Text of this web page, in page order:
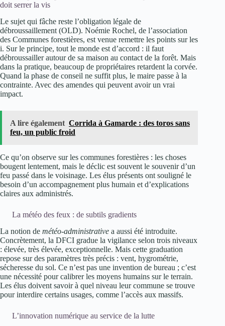
doit serrer la vis
Le sujet qui fâche reste l’obligation légale de
débroussaillement (OLD). Noémie Rochel, de l’association
des Communes forestières, est venue remettre les points sur les
i. Sur le principe, tout le monde est d’accord : il faut
débroussailler autour de sa maison au contact de la forêt. Mais
dans la pratique, beaucoup de propriétaires retardent la corvée.
Quand la phase de conseil ne suffit plus, le maire passe à la
contrainte. Avec des amendes qui peuvent avoir un vrai
impact.
A lire également Corrida à Gamarde : des toros sans
feu, un public froid
Ce qu’on observe sur les communes forestières : les choses
bougent lentement, mais le déclic est souvent le souvenir d’un
feu passé dans le voisinage. Les élus présents ont souligné le
besoin d’un accompagnement plus humain et d’explications
claires aux administrés.
La météo des feux : de subtils gradients
La notion de météo-administrative a aussi été introduite.
Concrètement, la DFCI gradue la vigilance selon trois niveaux
: élevée, très élevée, exceptionnelle. Mais cette graduation
repose sur des paramètres très précis : vent, hygrométrie,
sécheresse du sol. Ce n’est pas une invention de bureau ; c’est
une nécessité pour calibrer les moyens humains sur le terrain.
Les élus doivent savoir à quel niveau leur commune se trouve
pour interdire certains usages, comme l’accès aux massifs.
L’innovation numérique au service de la lutte